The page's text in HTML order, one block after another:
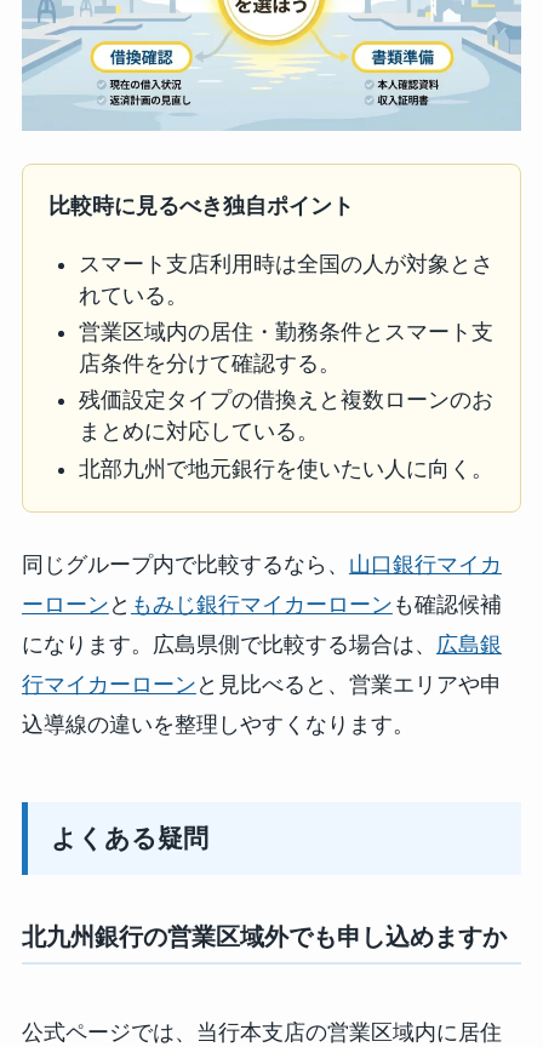
比較時に見るべき独自ポイント
スマート支店利用時は全国の人が対象とさ
れている。
営業区域内の居住・勤務条件とスマート支
店条件を分けて確認する。
残価設定タイプの借換えと複数ローンのお
まとめに対応している。
北部九州で地元銀行を使いたい人に向く。
同じグループ内で比較するなら、 山口銀行マイカ
ーローン と もみじ銀行マイカーローン も確認候補
になります。広島県側で比較する場合は、 広島銀
行マイカーローン と見比べると、営業エリアや申
込導線の違いを整理しやすくなります。
よくある疑問
北九州銀行の営業区域外でも申し込めますか
公式ページでは、当行本支店の営業区域内に居住